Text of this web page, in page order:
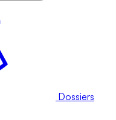
Dossiers